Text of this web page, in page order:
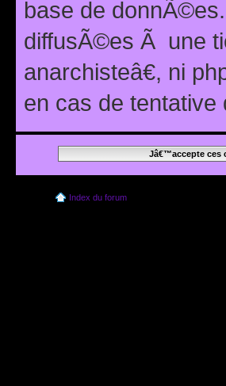
base de
diffusÃ©es Ã une
anarchisteâ€, ni
en cas de
Index du forum